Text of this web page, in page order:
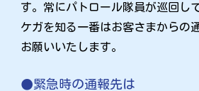
す。常にパトロール隊員が巡回し
ケガを知る一番はお客さまからの
お願いいたします。
緊急時の通報先は